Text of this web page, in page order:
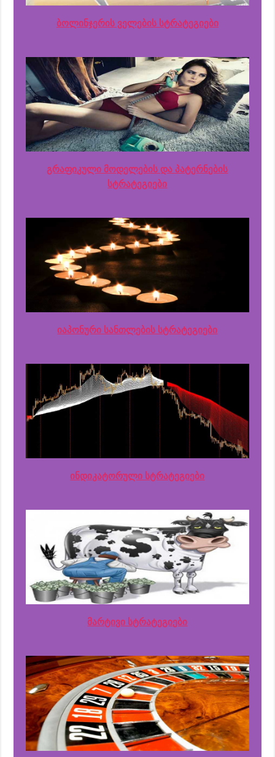
ბოლინჯერის ველების სტრატეგიები
გრაფიკული მოდელების და პატერნების
სტრატეგიები
იაპონური სანთლების სტრატეგიები
ინდიკატორული სტრატეგიები
მარტივი სტრატეგიები